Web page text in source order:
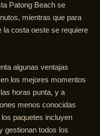
Patong Beach se
mientras que para
la costa oeste se requiere
algunas ventajas
los mejores momentos
horas punta, y a
menos conocidas
paquetes incluyen
gestionan todos los